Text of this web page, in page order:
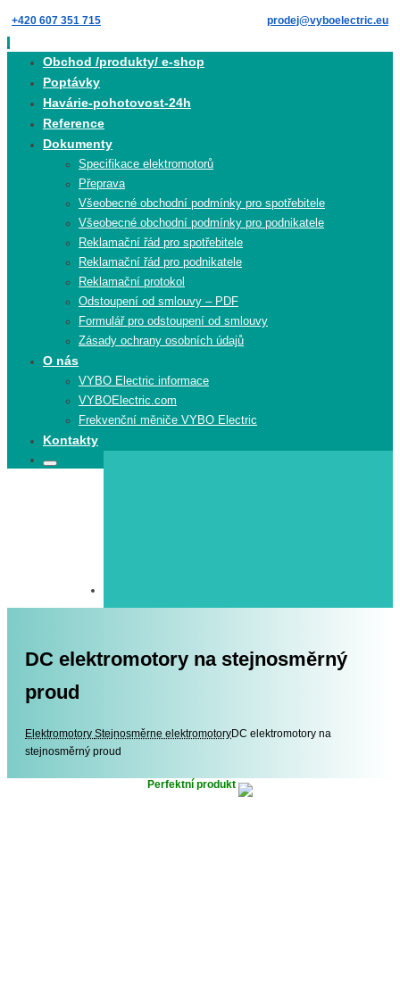
Skip
to
content
+420 607 351 715 prodej@vyboelectric.eu
Obchod /produkty/ e-shop
Poptávky
Havárie-pohotovost-24h
Reference
Dokumenty
Specifikace elektromotorů
Přeprava
Všeobecné obchodní podmínky pro spotřebitele
Všeobecné obchodní podmínky pro podnikatele
Reklamační řád pro spotřebitele
Reklamační řád pro podnikatele
Reklamační protokol
Odstoupení od smlouvy – PDF
Formulář pro odstoupení od smlouvy
Zásady ochrany osobních údajů
O nás
VYBO Electric informace
VYBOElectric.com
Frekvenční měniče VYBO Electric
Kontakty
Search
Search
DC elektromotory na stejnosměrný
proud
Elektromotory Elektromotory
Stejnosměrne elektromotoryDC elektromotory na
stejnosměrný proud
Perfektní produkt